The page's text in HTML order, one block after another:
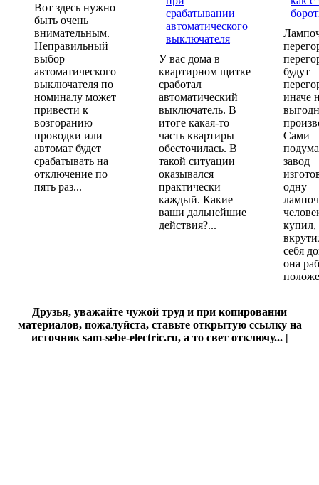
Вот здесь нужно
быть очень
внимательным.
Неправильный
выбор
автоматического
выключателя по
номиналу может
привести к
возгоранию
проводки или
автомат будет
срабатывать на
отключение по
пять раз...
У вас дома в
квартирном щитке
сработал
автоматический
выключатель. В
итоге какая-то
часть квартиры
обесточилась. В
такой ситуации
оказывался
практически
каждый. Какие
ваши дальнейшие
действия?...
будут
иначе
Сами
завод
одну
купил,
себя
она
Друзья, уважайте чужой труд и при копировании
материалов, пожалуйста, ставьте открытую ссылку на
источник sam-sebe-electric.ru, а то свет отключу... |